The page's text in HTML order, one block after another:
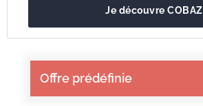
Offre prédéfinie
Je découvre COBAZ